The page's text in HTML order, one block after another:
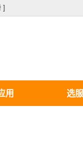
]
用 选